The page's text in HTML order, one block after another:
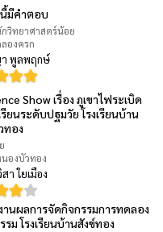
มีคำตอบ
วิทยาศาสตร์น้อย
องครก
พูลพฤกษ์
Show เรื่อง ภูเขาไฟระเบิด
ยนระดับปฐมวัย โรงเรียนบ้าน
ทอง
องบัวทอง
า ใยเมือง
านผลการจัดกิจกรรมการทดลอง
รม โรงเรียนบ้านสังข์ทอง